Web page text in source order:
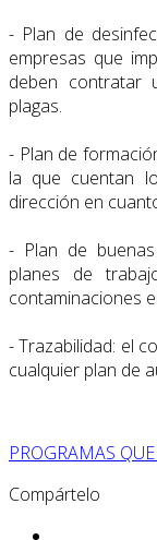
- Plan de
empresas que
deben contratar
plagas.
- Plan de
la que cuentan
dirección en
- Plan de
planes de
contaminaciones
- Trazabilidad: el
cualquier plan de
PROGRAMAS
Compártelo